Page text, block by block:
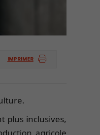
IMPRIMER
plus inclusives,